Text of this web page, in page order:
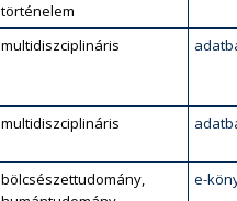
történelem
multidiszciplináris
multidiszciplináris
bölcsészettudomány,
e-